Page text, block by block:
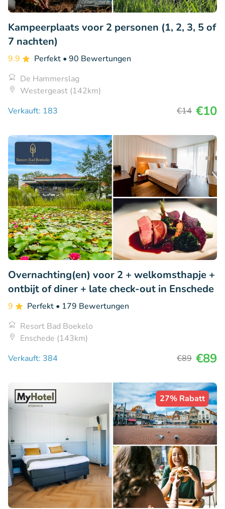
Kampeerplaats voor 2 personen (1, 2, 3, 5 of
7 nachten)
9.9 Perfekt • 90 Bewertungen
De Hammerslag
Westergeast (142km)
Verkauft: 183
€14 €10
Overnachting(en) voor 2 + welkomsthapje +
ontbijt of diner + late check-out in Enschede
9 Perfekt • 179 Bewertungen
Resort Bad Boekelo
Enschede (143km)
Verkauft: 384
€89 €89
27% Rabatt